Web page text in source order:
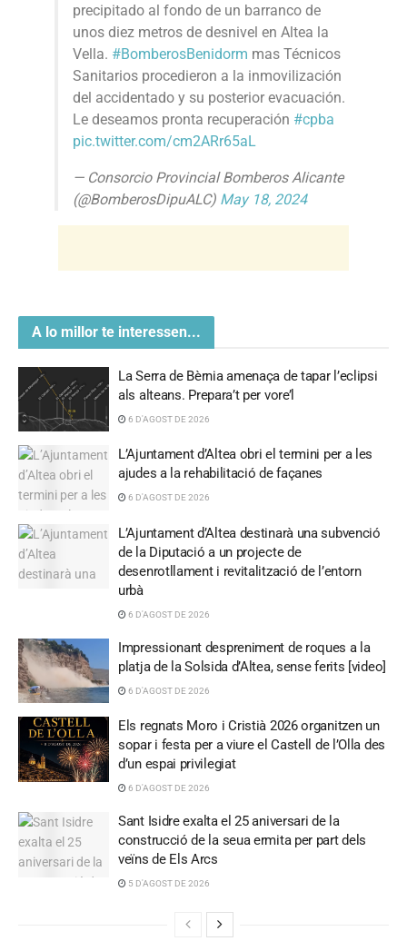
precipitado al fondo de un barranco de
unos diez metros de desnivel en Altea la
Vella. #BomberosBenidorm mas Técnicos
Sanitarios procedieron a la inmovilización
del accidentado y su posterior evacuación.
Le deseamos pronta recuperación #cpba
pic.twitter.com/cm2ARr65aL
— Consorcio Provincial Bomberos Alicante
(@BomberosDipuALC) May 18, 2024
A lo millor te interessen...
La Serra de Bèrnia amenaça de tapar l’eclipsi
als alteans. Prepara’t per vore’l
6 D'AGOST DE 2026
L’Ajuntament d’Altea obri el termini per a les
ajudes a la rehabilitació de façanes
6 D'AGOST DE 2026
L’Ajuntament d’Altea destinarà una subvenció
de la Diputació a un projecte de
desenrotllament i revitalització de l’entorn
urbà
6 D'AGOST DE 2026
Impressionant despreniment de roques a la
platja de la Solsida d’Altea, sense ferits [video]
6 D'AGOST DE 2026
Els regnats Moro i Cristià 2026 organitzen un
sopar i festa per a viure el Castell de l’Olla des
d’un espai privilegiat
6 D'AGOST DE 2026
Sant Isidre exalta el 25 aniversari de la
construcció de la seua ermita per part dels
veïns de Els Arcs
5 D'AGOST DE 2026